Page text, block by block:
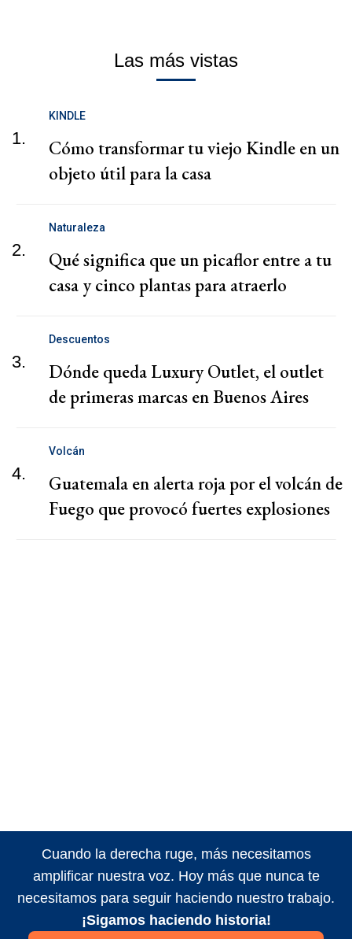
Las más vistas
1.
KINDLE
Cómo transformar tu viejo Kindle en un
objeto útil para la casa
2.
Naturaleza
Qué significa que un picaflor entre a tu
casa y cinco plantas para atraerlo
3.
Descuentos
Dónde queda Luxury Outlet, el outlet
de primeras marcas en Buenos Aires
4.
Volcán
Guatemala en alerta roja por el volcán de
Fuego que provocó fuertes explosiones
Cuando la derecha ruge, más necesitamos
amplificar nuestra voz. Hoy más que nunca te
necesitamos para seguir haciendo nuestro trabajo.
¡Sigamos haciendo historia!